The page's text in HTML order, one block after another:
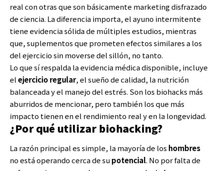
real con otras que son básicamente marketing disfrazado
de ciencia. La diferencia importa, el ayuno intermitente
tiene evidencia sólida de múltiples estudios, mientras
que, suplementos que prometen efectos similares a los
del ejercicio sin moverse del sillón, no tanto.
Lo que sí respalda la evidencia médica disponible, incluye
elejercicio regular, el sueño de calidad, la nutrición
balanceada y el manejo del estrés. Son los biohacks más
aburridos de mencionar, pero también los que más
impacto tienen en el rendimiento real y en la longevidad.
¿Por qué utilizar biohacking?
La razón principal es simple, la mayoría de los hombres
no está operando cerca de supotencial. No por falta de